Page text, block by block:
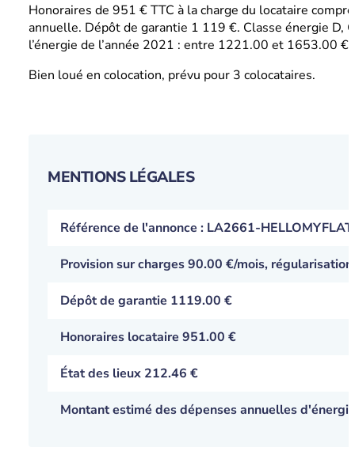
Honoraires de 951 € TTC à la charge du locataire
annuelle. Dépôt de garantie 1 119 €. Classe énergie D,
l’énergie de l’année 2021 : entre 1221.00 et 1653.00
Bien loué en colocation, prévu pour 3 colocataires.
MENTIONS LÉGALES
Référence de l'annonce : LA2661-HELLOMYFLAT
Provision sur charges90.00 €/mois,
Dépôt de garantie 1119.00 €
Honoraires locataire 951.00 €
État des lieux 212.46 €
Montant estimé des dépenses annuelles